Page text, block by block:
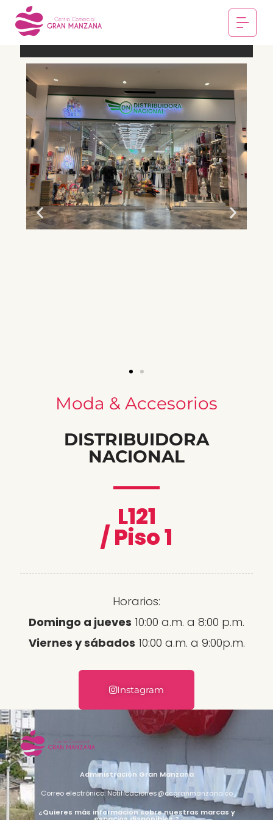
Moda & Accesorios
DISTRIBUIDORA
NACIONAL
L121
/ Piso 1
Horarios:
Domingo a jueves 10:00 a.m. a 8:00 p.m.
Viernes y sábados 10:00 a.m. a 9:00p.m.
Instagram
Administración Gran Manzana
Correo electrónico: Notificaciones@ccgranmanzana.co
¿Quieres más información sobre nuestras marcas y